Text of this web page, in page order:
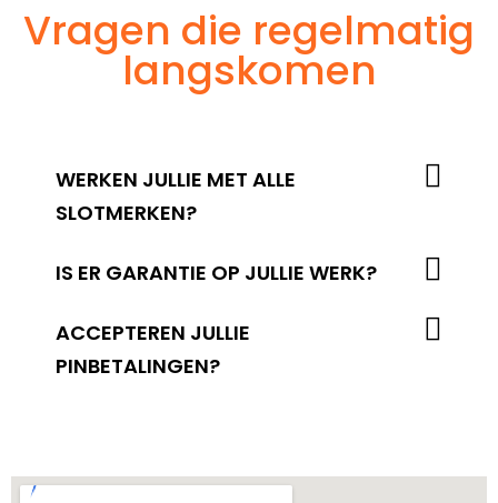
Vragen die regelmatig
langskomen
WERKEN JULLIE MET ALLE
SLOTMERKEN?
IS ER GARANTIE OP JULLIE WERK?
ACCEPTEREN JULLIE
PINBETALINGEN?